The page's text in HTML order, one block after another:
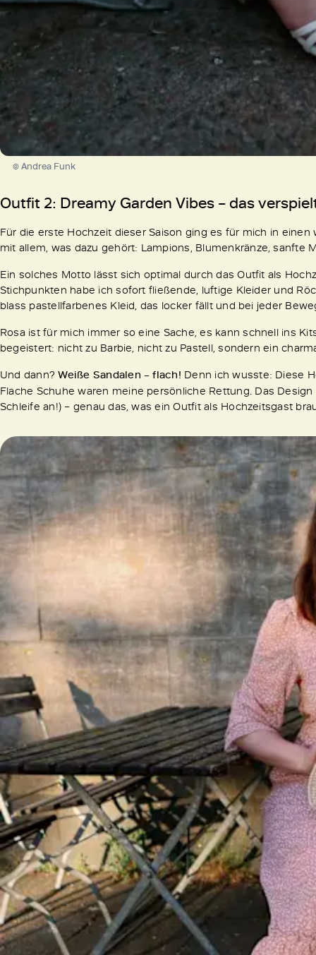
© Andrea Funk
Outfit 2: Dreamy Garden Vibes – das
Für die erste Hochzeit dieser Saison ging es für mich in
mit allem, was dazu gehört: Lampions, Blumenkränze, sanfte
Ein solches Motto lässt sich optimal durch das Outfit als
Stichpunkten habe ich sofort fließende, luftige Kleider und
blass pastellfarbenes Kleid, das locker fällt und bei jeder
Rosa ist für mich immer so eine Sache, es kann schnell ins
begeistert: nicht zu Barbie, nicht zu Pastell, sondern ein
Und dann?Weiße Sandalen – flach! Denn ich wusste: Diese
Flache Schuhe waren meine persönliche Rettung. Das
Schleife an!) – genau das, was ein Outfit als Hochzeitsgast